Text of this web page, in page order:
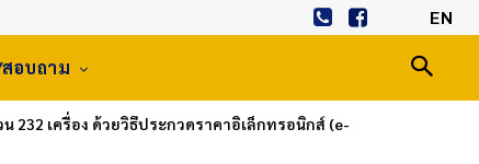
EN
อบถาม
232 เครื่อง ด้วยวิธีประกวดราคาอิเล็กทรอนิกส์ (e-